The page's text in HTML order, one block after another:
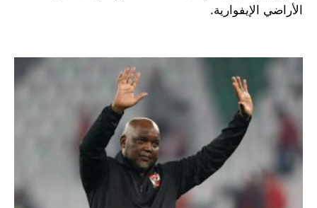
الأراضي الإيفوارية.